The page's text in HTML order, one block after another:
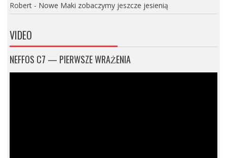
Robert- Nowe Maki zobaczymy jeszcze jesienią
VIDEO
NEFFOS C7 — PIERWSZE WRAŻENIA